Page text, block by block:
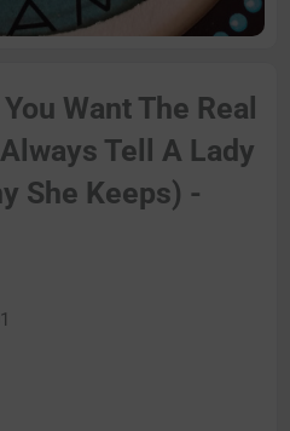
Want The Real
Tell A Lady
She Keeps) -